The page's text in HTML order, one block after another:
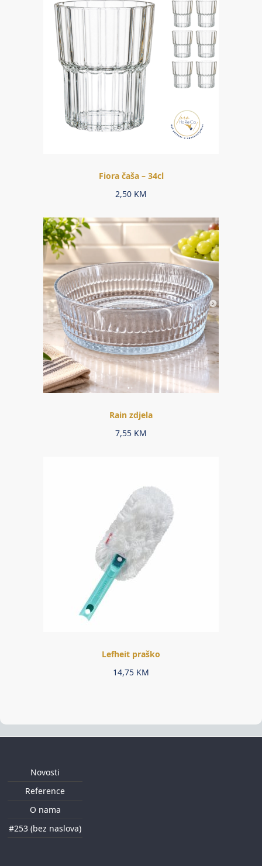
Fiora čaša – 34cl
2,50 KM
Rain zdjela
7,55 KM
Lefheit praško
14,75 KM
Novosti
Reference
O nama
#253 (bez naslova)